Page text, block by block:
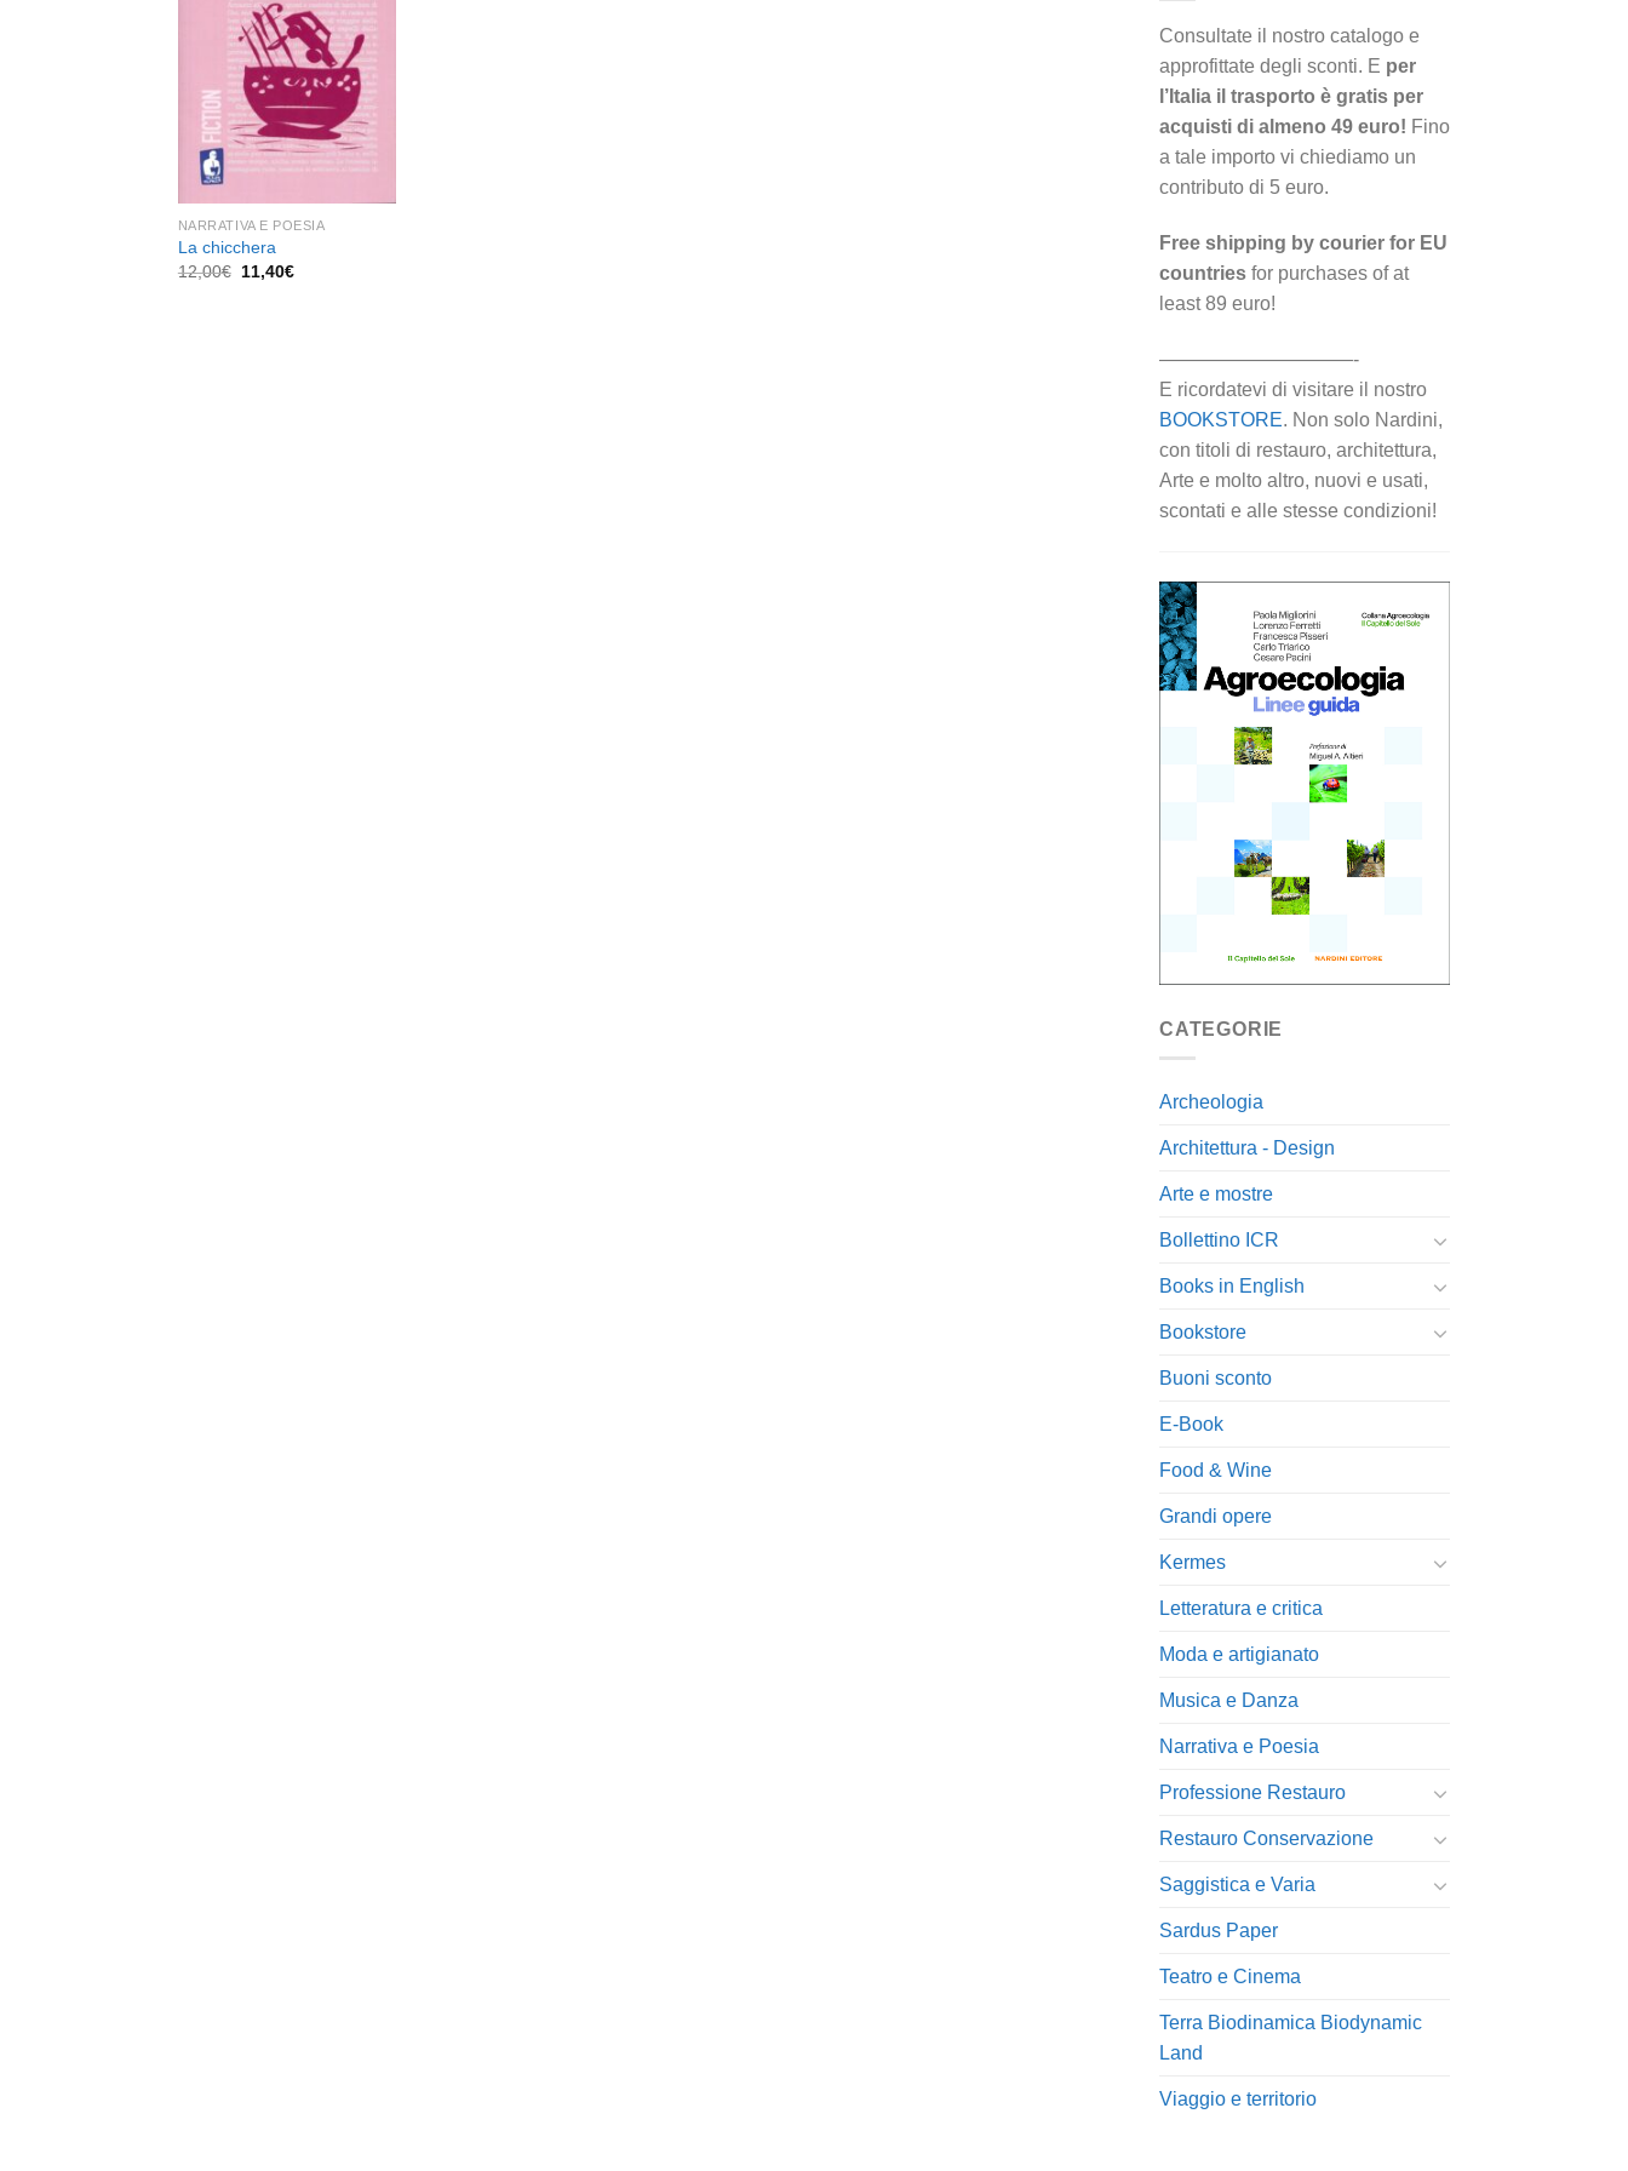
dei
desideri
NARRATIVA E POESIA
La chicchera
12,00€ Il
11,40€Il
Consultate il nostro catalogo e
approfittate degli sconti. E per
l’Italia il trasporto è gratis per
acquisti di almeno 49 euro! Fino
a tale importo vi chiediamo un
contributo di 5 euro.
Free shipping by courier for EU
countries for purchases of at
least 89 euro!
——————————-
E ricordatevi di visitare il nostro
BOOKSTORE. Non solo Nardini,
con titoli di restauro, architettura,
Arte e molto altro, nuovi e usati,
scontati e alle stesse condizioni!
CATEGORIE
Archeologia
Architettura - Design
Arte e mostre
Bollettino ICR
Books in English
Bookstore
Buoni sconto
E-Book
Food & Wine
Grandi opere
Kermes
Letteratura e critica
Moda e artigianato
Musica e Danza
Narrativa e Poesia
Professione Restauro
Restauro Conservazione
Saggistica e Varia
Sardus Paper
Teatro e Cinema
Terra Biodinamica Biodynamic
Land
Viaggio e territorio